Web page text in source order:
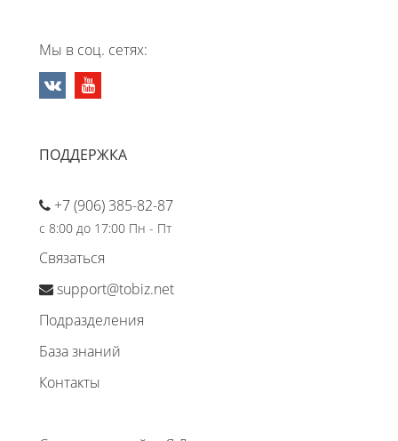
Мы в соц. сетях:
ПОДДЕРЖКА
+7 (906) 385-82-87
с 8:00 до 17:00 Пн - Пт
Связаться
support@tobiz.net
Подразделения
База знаний
Контакты